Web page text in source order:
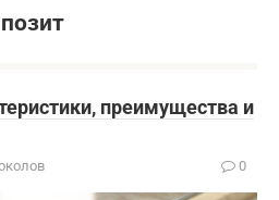
преимущества и
0